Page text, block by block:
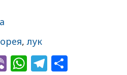
,лук
ViberWhatsApp
Telegram